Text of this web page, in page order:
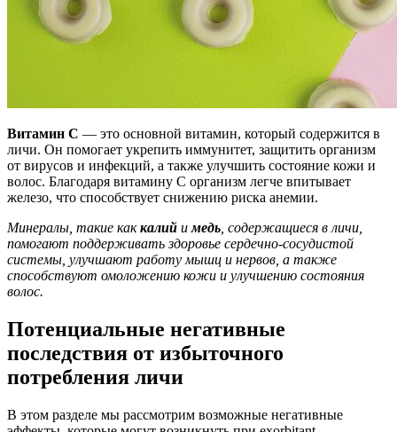
Витамин С — это основной витамин, который содержится в
личи. Он помогает укрепить иммунитет, защитить организм
от вирусов и инфекций, а также улучшить состояние кожи и
волос. Благодаря витамину С организм легче впитывает
железо, что способствует снижению риска анемии.
Минералы, такие каккалий имедь , содержащиеся в личи,
помогают поддерживать здоровье сердечно-сосудистой
системы, улучшают работу мышц и нервов, а также
способствуют омоложению кожи и улучшению состояния
волос.
Потенциальные негативные
последствия от избыточного
потребления личи
В этом разделе мы рассмотрим возможные негативные